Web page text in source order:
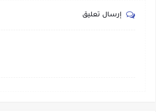
إرسال تعليق